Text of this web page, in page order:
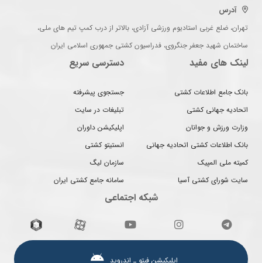
آدرس
تهران، ضلع غربی استادیوم ورزشی آزادی، بالاتر از درب کمپ تیم های ملی،
ساختمان شهید جعفر جنگروی، فدراسیون کشتی جمهوری اسلامی ایران
لینک های مفید
بانک جامع اطلاعات کشتی
اتحادیه جهانی کشتی
وزارت ورزش و جوانان
بانک اطلاعات کشتی اتحادیه جهانی
کمیته ملی المپیک
سایت شورای کشتی آسیا
دسترسی سریع
جستجوی پیشرفته
تبلیغات در سایت
اپلیکیشن داوران
انستیتو کشتی
سازمان لیگ
سامانه جامع کشتی ایران
شبکه اجتماعی
اپلیکیشن فیتو ـ اندروید